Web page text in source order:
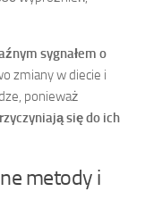
sygnałem o
zmiany w diecie i
ponieważ
się do ich
metody i